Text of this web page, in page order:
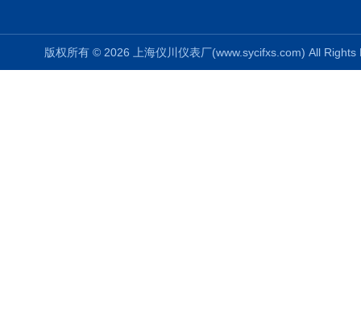
版权所有 © 2026 上海仪川仪表厂(www.sycifxs.com) All